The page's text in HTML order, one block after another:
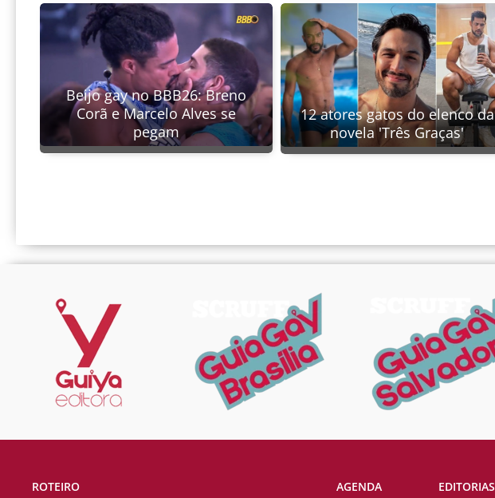
Beijo gay no BBB26: Breno
Corã e Marcelo Alves se
pegam
12 atores gatos do elenco da
novela 'Três Graças'
ROTEIRO AGENDA EDITORIAS